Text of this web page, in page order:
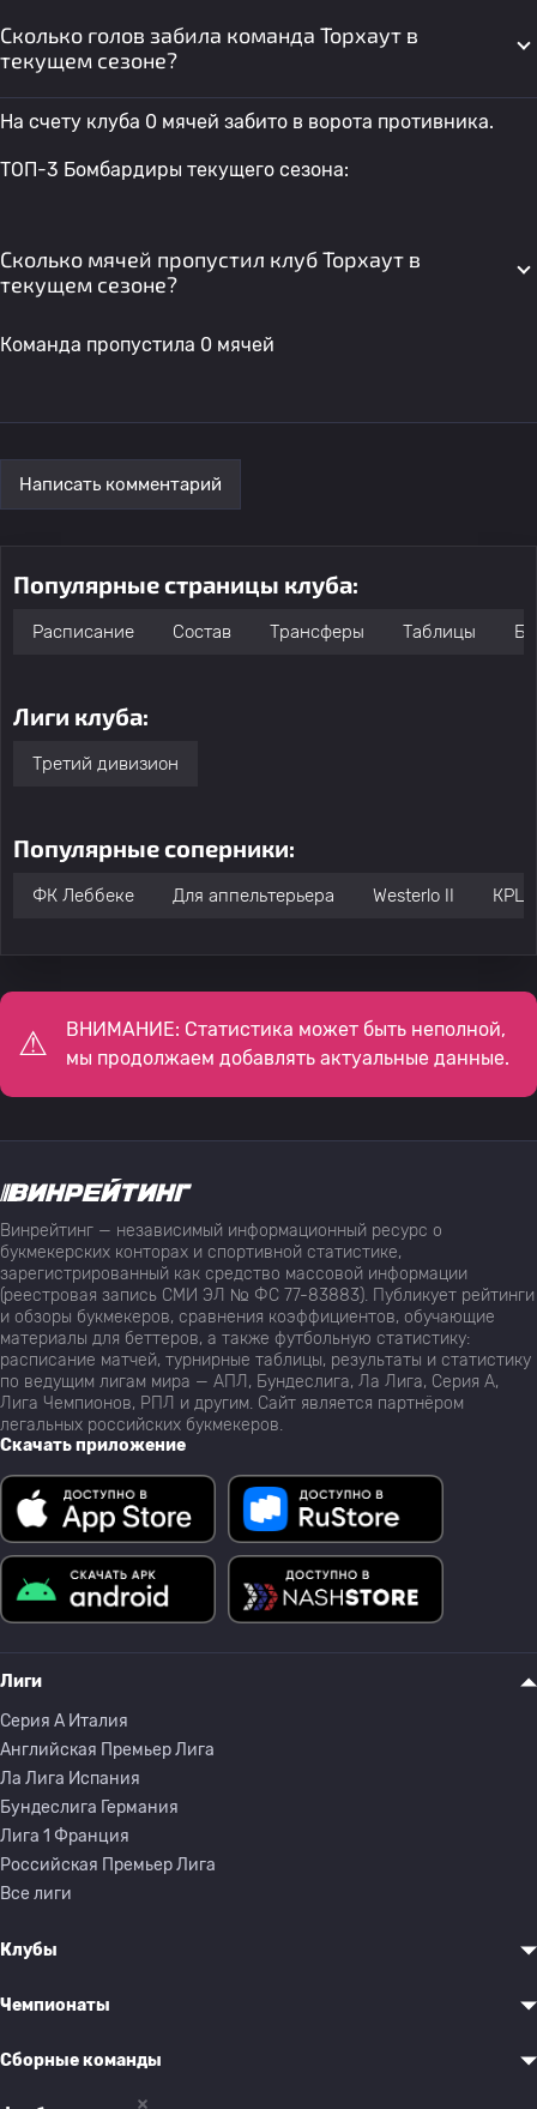
Сколько голов забила команда Торхаут в
текущем сезоне?
На счету клуба 0 мячей забито в ворота противника.
ТОП-3 Бомбардиры текущего сезона:
Сколько мячей пропустил клуб Торхаут в
текущем сезоне?
Команда пропустила 0 мячей
Написать комментарий
Популярные страницы клуба:
Расписание Состав Трансферы Таблицы
Лиги клуба:
Третий дивизион
Популярные соперники:
ФК Леббеке Для аппельтерьера Westerlo II КРЦ
ВНИМАНИЕ: Статистика может быть неполной,
мы продолжаем добавлять актуальные данные.
Винрейтинг — независимый информационный ресурс о
букмекерских конторах и спортивной статистике,
зарегистрированный как средство массовой информации
(реестровая запись СМИ ЭЛ № ФС 77-83883). Публикует рейтинги
и обзоры букмекеров, сравнения коэффициентов, обучающие
материалы для беттеров, а также футбольную статистику:
расписание матчей, турнирные таблицы, результаты и статистику
по ведущим лигам мира — АПЛ, Бундеслига, Ла Лига, Серия А,
Лига Чемпионов, РПЛ и другим. Сайт является партнёром
легальных российских букмекеров.
Скачать приложение
Лиги
Серия A Италия
Английская Премьер Лига
Ла Лига Испания
Бундеслига Германия
Лига 1 Франция
Российская Премьер Лига
Все лиги
Клубы
Чемпионаты
Сборные команды